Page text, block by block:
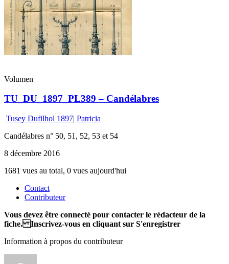
Volumen
TU_DU_1897_PL389 – Candélabres
Tusey Dufilhol 1897| Patricia
Candélabres n° 50, 51, 52, 53 et 54
8 décembre 2016
1681 vues au total, 0 vues aujourd'hui
Contact
Contributeur
Vous devez être connecté pour contacter le rédacteur de la
fiche. Inscrivez-vous en cliquant sur S'enregistrer
Information à propos du contributeur